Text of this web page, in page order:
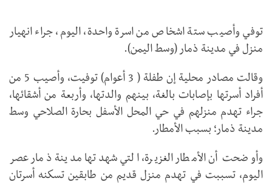
توفي وأصيب ستة اشخاص من اسرة واحدة، اليوم، جراء انهيار
منزل في مدينة ذمار (وسط اليمن).
وقالت مصادر محلية إن طفلة ( 3 أعوام) توفيت، وأصيب 5 من
أفراد أسرتها بإصابات بالغة، بينهم والدتها، وأربعة من أشقائها،
جراء تهدم منزلهم في حي المحل الأسفل بحارة الصلاحي وسط
مدينة ذمار؛ بسبب الأمطار.
وأوضحت أن الأمطار الغزيرة، التي شهدتها مدينة ذمار عصر
اليوم، تسببت في تهدم منزل قديم من طابقين تسكنه أسرتان